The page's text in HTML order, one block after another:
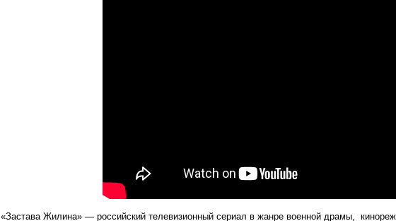
«Застава Жилина» — российский телевизионный сериал в жанре военной драмы,